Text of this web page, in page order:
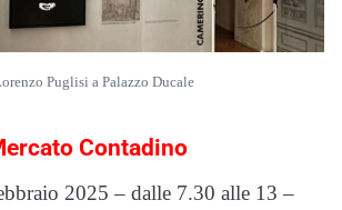
Puglisi a Palazzo Ducale
Contadino
2025 – dalle 7.30 alle 13 –